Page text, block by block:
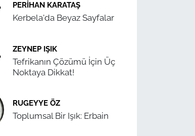
PERIHAN KARATAŞ
Kerbela'da Beyaz Sayfalar
ZEYNEP IŞIK
Tefrikanın Çözümü İçin Üç
Noktaya Dikkat!
RUGEYYE ÖZ
Toplumsal Bir Işık: Erbain